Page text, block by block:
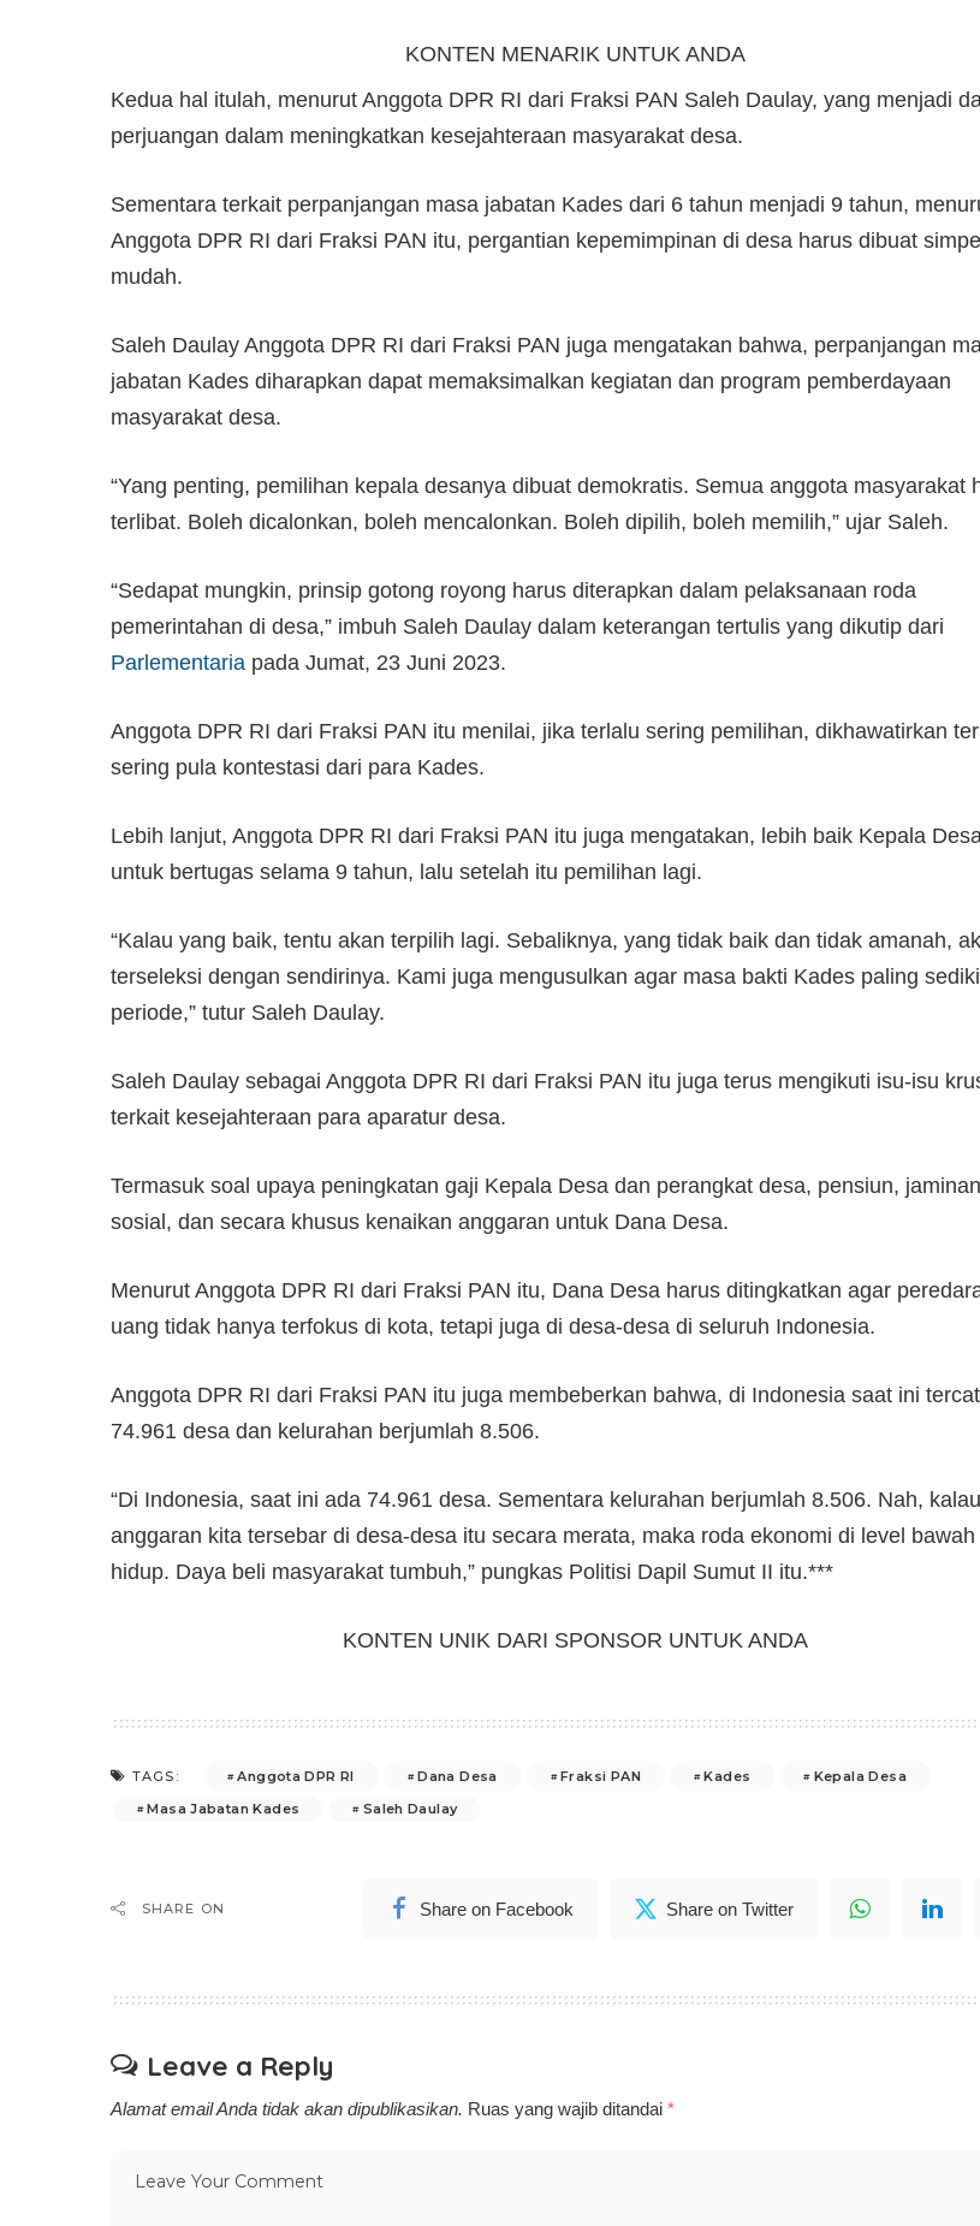
KONTEN MENARIK UNTUK ANDA
Kedua hal itulah, menurut Anggota DPR RI dari Fraksi PAN Saleh Daulay, yang menjadi
perjuangan dalam meningkatkan kesejahteraan masyarakat desa.
Sementara terkait perpanjangan masa jabatan Kades dari 6 tahun menjadi 9 tahun,
Anggota DPR RI dari Fraksi PAN itu, pergantian kepemimpinan di desa harus dibuat
mudah.
Saleh Daulay Anggota DPR RI dari Fraksi PAN juga mengatakan bahwa, perpanjangan
jabatan Kades diharapkan dapat memaksimalkan kegiatan dan program pemberdayaan
masyarakat desa.
“Yang penting, pemilihan kepala desanya dibuat demokratis. Semua anggota masyarakat
terlibat. Boleh dicalonkan, boleh mencalonkan. Boleh dipilih, boleh memilih,” ujar Saleh.
“Sedapat mungkin, prinsip gotong royong harus diterapkan dalam pelaksanaan roda
pemerintahan di desa,” imbuh Saleh Daulay dalam keterangan tertulis yang dikutip dari
Parlementaria pada Jumat, 23 Juni 2023.
Anggota DPR RI dari Fraksi PAN itu menilai, jika terlalu sering pemilihan, dikhawatirkan
sering pula kontestasi dari para Kades.
Lebih lanjut, Anggota DPR RI dari Fraksi PAN itu juga mengatakan, lebih baik Kepala
untuk bertugas selama 9 tahun, lalu setelah itu pemilihan lagi.
“Kalau yang baik, tentu akan terpilih lagi. Sebaliknya, yang tidak baik dan tidak amanah,
terseleksi dengan sendirinya. Kami juga mengusulkan agar masa bakti Kades paling
periode,” tutur Saleh Daulay.
Saleh Daulay sebagai Anggota DPR RI dari Fraksi PAN itu juga terus mengikuti isu-isu
terkait kesejahteraan para aparatur desa.
Termasuk soal upaya peningkatan gaji Kepala Desa dan perangkat desa, pensiun, jaminan
sosial, dan secara khusus kenaikan anggaran untuk Dana Desa.
Menurut Anggota DPR RI dari Fraksi PAN itu, Dana Desa harus ditingkatkan agar
uang tidak hanya terfokus di kota, tetapi juga di desa-desa di seluruh Indonesia.
Anggota DPR RI dari Fraksi PAN itu juga membeberkan bahwa, di Indonesia saat ini
74.961 desa dan kelurahan berjumlah 8.506.
“Di Indonesia, saat ini ada 74.961 desa. Sementara kelurahan berjumlah 8.506. Nah, kalau
anggaran kita tersebar di desa-desa itu secara merata, maka roda ekonomi di level bawah
hidup. Daya beli masyarakat tumbuh,” pungkas Politisi Dapil Sumut II itu.***
KONTEN UNIK DARI SPONSOR UNTUK ANDA
TAGS: Anggota DPR RI Dana Desa Fraksi PAN Kades
Kepala Desa
Masa Jabatan Kades
Saleh Daulay
SHARE ON Share on Facebook Share on Twitter
Leave a Reply
Alamat email Anda tidak akan dipublikasikan. Ruas yang wajib ditandai *